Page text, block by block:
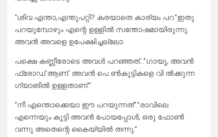
“ശിവ എന്താ,എന്തുപറ്റി? കരയാതെ കാര്യം പറ.”ഇതു
പറയുമ്പോഴും എന്റെ ഉള്ളിൽ സന്തോഷമായിരുന്നു.
അവൻ അവളെ ഉപേക്ഷിച്ചല്ലോ.
പക്ഷെ കണ്ണീരോടെ അവൾ പറഞ്ഞത്…”ഗായൂ, അവൻ
ഫ്രോഡ് ആണ്. അവൻ പെ ൺകുട്ടികളെ വി ൽക്കുന്ന
ഗ്യാങിൽ ഉള്ളതാണ്.”
“നീ എന്തൊക്കെയാ ഈ പറയുന്നത്”.”രാവിലെ
എന്നെയും കൂട്ടി അവൻ പോയപ്പോൾ, ഒരു ഫോൺ
വന്നു അതെന്റെ കൈയ്യിൽ തന്നു.”